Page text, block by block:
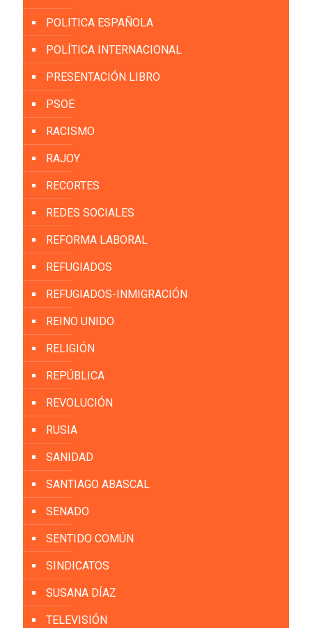
POLITICA ESPAÑOLA
POLÍTICA INTERNACIONAL
PRESENTACIÓN LIBRO
PSOE
RACISMO
RAJOY
RECORTES
REDES SOCIALES
REFORMA LABORAL
REFUGIADOS
REFUGIADOS-INMIGRACIÓN
REINO UNIDO
RELIGIÓN
REPÚBLICA
REVOLUCIÓN
RUSIA
SANIDAD
SANTIAGO ABASCAL
SENADO
SENTIDO COMÚN
SINDICATOS
SUSANA DÍAZ
TELEVISIÓN